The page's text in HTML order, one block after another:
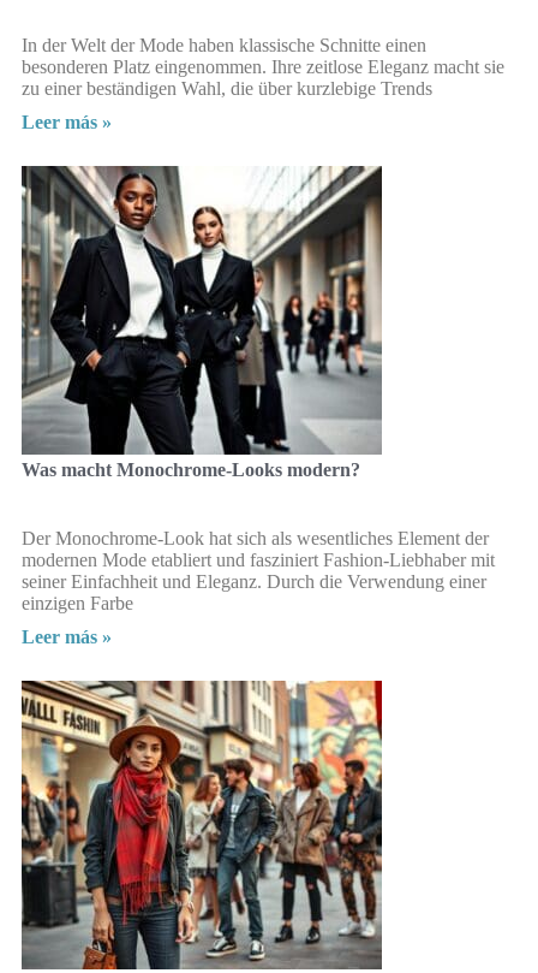
In der Welt der Mode haben klassische Schnitte einen
besonderen Platz eingenommen. Ihre zeitlose Eleganz macht sie
zu einer beständigen Wahl, die über kurzlebige Trends
Leer más »
Was macht Monochrome-Looks modern?
Der Monochrome-Look hat sich als wesentliches Element der
modernen Mode etabliert und fasziniert Fashion-Liebhaber mit
seiner Einfachheit und Eleganz. Durch die Verwendung einer
einzigen Farbe
Leer más »